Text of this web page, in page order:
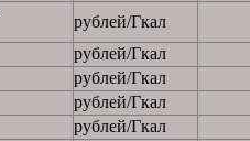
рублей/Гкал
рублей/Гкал
рублей/Гкал
рублей/Гкал
рублей/Гкал